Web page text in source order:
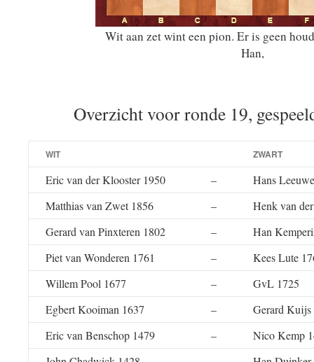
Wit aan zet wint een pion. Er is geen
Han,
Overzicht voor ronde 19,
WIT ZWART
Eric van der Klooster 1950 –
Hans
Matthias van Zwet 1856
–
Henk van
Gerard van Pinxteren 1802
–
Han
Piet van Wonderen 1761
–
Kees Lute
Willem Pool 1677
–
GvL 1725
Egbert Kooiman 1637
–
Gerard Kuijs
Eric van Benschop 1479
–
Nico Kemp